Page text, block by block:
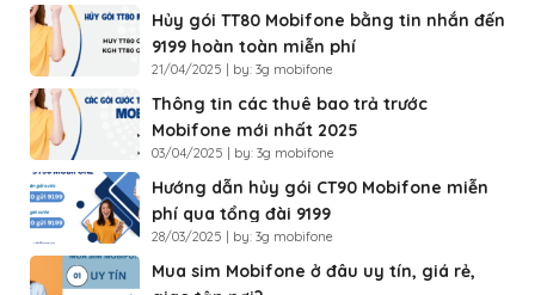
Hủy gói TT80 Mobifone bằng tin nhắn đến
9199 hoàn toàn miễn phí
21/04/2025 | by: 3g mobifone
Thông tin các thuê bao trả trước
Mobifone mới nhất 2025
03/04/2025 | by: 3g mobifone
Hướng dẫn hủy gói CT90 Mobifone miễn
phí qua tổng đài 9199
28/03/2025 | by: 3g mobifone
Mua sim Mobifone ở đâu uy tín, giá rẻ,